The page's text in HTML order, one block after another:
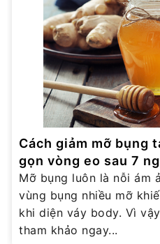
Cách giảm mỡ bụng
gọn vòng eo sau 7
Mỡ bụng luôn là nỗi ám
vùng bụng nhiều mỡ
khi diện váy body. Vì
tham khảo ngay...